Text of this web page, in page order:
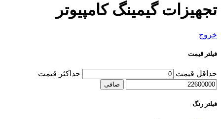
تجهیزات گیمینگ کامپیوتر
خروج
فیلتر قیمت
حداقل قیمت حداكثر قيمت
صافی
فیلتر رنگ